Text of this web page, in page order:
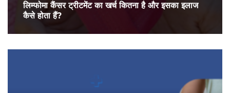
लिम्फोमा कैंसर ट्रीटमेंट का खर्च कितना है और इसका इलाज
कैसे होता हैं?